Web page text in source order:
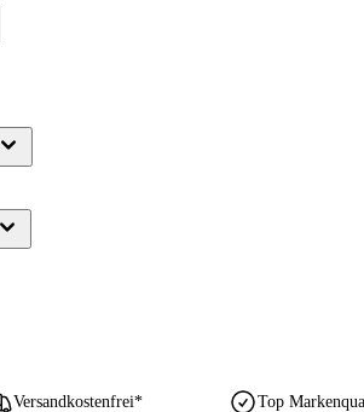
Versandkostenfrei* Top